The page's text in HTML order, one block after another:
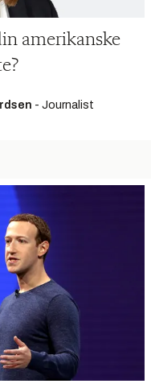
amerikanske
- Journalist